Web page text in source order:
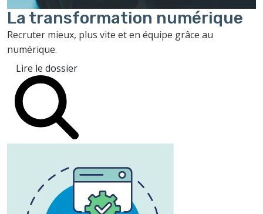
La transformation numérique
Recruter mieux, plus vite et en équipe grâce au
numérique.
Lire le dossier